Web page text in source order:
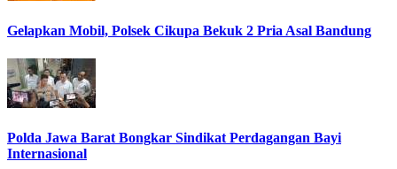
Gelapkan Mobil, Polsek Cikupa Bekuk 2 Pria Asal Bandung
Polda Jawa Barat Bongkar Sindikat Perdagangan Bayi
Internasional